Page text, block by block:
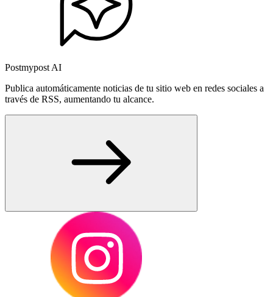
Postmypost AI
Publica automáticamente noticias de tu sitio web en redes sociales a
través de RSS, aumentando tu alcance.